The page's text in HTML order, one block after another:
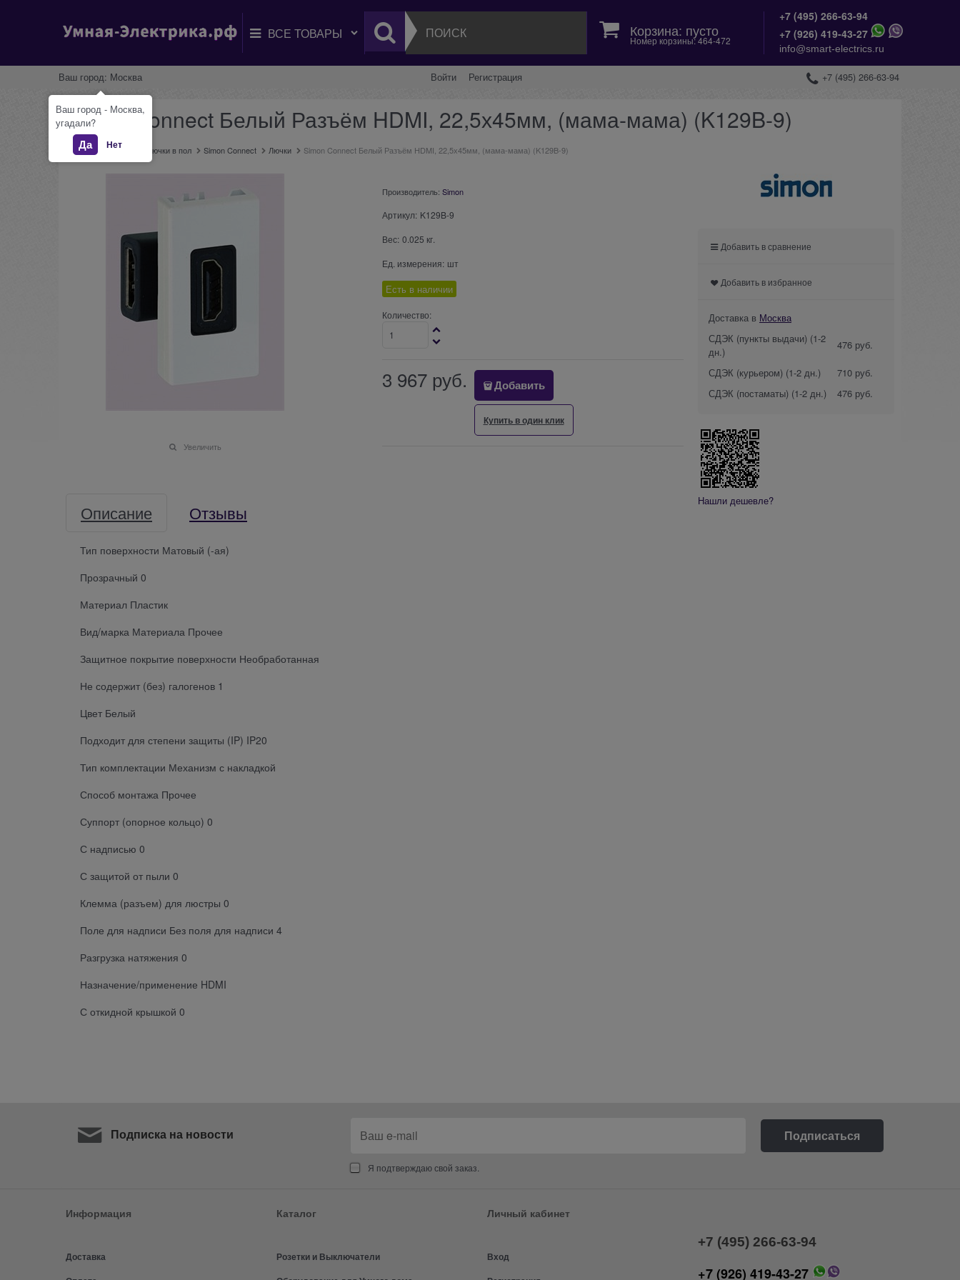
Корзина: пусто
Номер корзины: 464-472
+7 (495) 266-63-94
+7 (926) 419-43-27
info@smart-electrics.ru
Ваш город: Москва Войти Регистрация +7 (495) 266-63-94
Simon Connect Белый Разъём HDMI, 22,5х45мм, (мама-мама) (K129B-9)
Главная Каталог Лючки в пол Simon Connect Лючки Simon Connect Белый Разъём HDMI, 22,5х45мм, (мама-мама) (K129B-9)
Увеличить
Производитель: Simon
Артикул: K129B-9
Вес: 0.025 кг.
Ед. измерения: шт
Есть в наличии
Количество:
3 967 руб. Добавить
Купить в один клик
Описание Отзывы
Тип поверхности Матовый (-ая)
Прозрачный 0
Материал Пластик
Вид/марка Материала Прочее
Защитное покрытие поверхности Необработанная
Не содержит (без) галогенов 1
Цвет Белый
Подходит для степени защиты (IP) IP20
Тип комплектации Механизм с накладкой
Способ монтажа Прочее
Суппорт (опорное кольцо) 0
С надписью 0
С защитой от пыли 0
Клемма (разъем) для люстры 0
Поле для надписи Без поля для надписи 4
Разгрузка натяжения 0
Назначение/применение HDMI
С откидной крышкой 0
Добавить в сравнение
Добавить в избранное
Доставка в Москва
СДЭК (пункты выдачи) (1-2
дн.)
476 руб.
СДЭК (курьером) (1-2 дн.)
710 руб.
СДЭК (постаматы) (1-2 дн.) 476 руб.
Нашли дешевле?
Подписка на новости
Я подтверждаю свой заказ.
Информация
Доставка
Каталог
Розетки и Выключатели
Личный кабинет
Вход
+7 (495) 266-63-94
+7 (926) 419-43-27
Ваш город - Москва,
угадали?
Да Нет